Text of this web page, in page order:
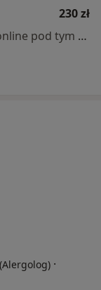
230 zł
Specjalista nie oferuje umawiania online pod tym adresem.
·